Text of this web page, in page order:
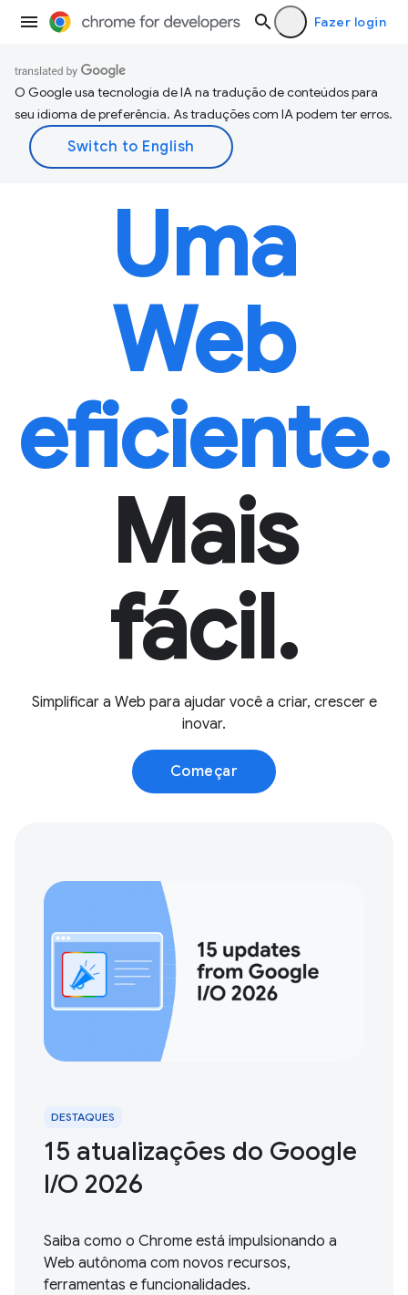
Fazer login
O Google usa tecnologia de IA na tradução de conteúdos para
seu idioma de preferência. As traduções com IA podem ter erros.
Uma
Web
eficiente.
Mais
fácil.
Simplificar a Web para ajudar você a criar, crescer e
inovar.
Começar
DESTAQUES
15 atualizações do Google
I / O 2026
Saiba como o Chrome está impulsionando a
Web autônoma com novos recursos,
ferramentas e funcionalidades.